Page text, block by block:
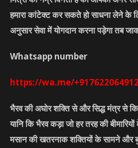
हमारा कांटेक्ट कर सकते हो साधना लेने के
अनुसार सेवा में योगदान करना पड़ेगा तब
Whatsapp number
https://wa.me/+917622064912
भैरव की अघोर शक्ति से और सिद्ध मंत्र से
यानि कि भैरव कड़ा जो हर तरह की
मसान की खतरनाक शक्तियों के सामने और